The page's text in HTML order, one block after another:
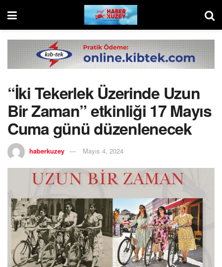
“İki Tekerlek Üzerinde Uzun
Bir Zaman” etkinliği 17 Mayıs
Cuma günü düzenlenecek
haberkuzey Mayıs 4, 2024